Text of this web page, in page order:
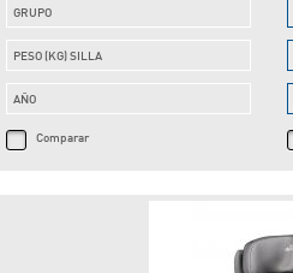
GRUPO
PESO (KG) SILLA
AÑO
Comparar